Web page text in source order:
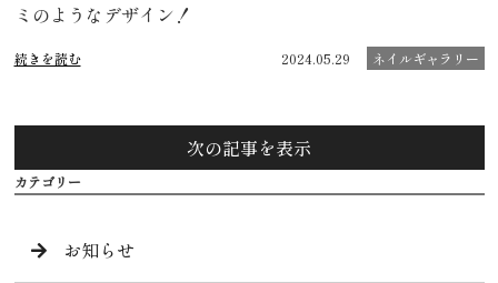
ミのようなデザイン！
続きを読む 2024.05.29 ネイルギャラリー
次の記事を表示
カテゴリー
お知らせ